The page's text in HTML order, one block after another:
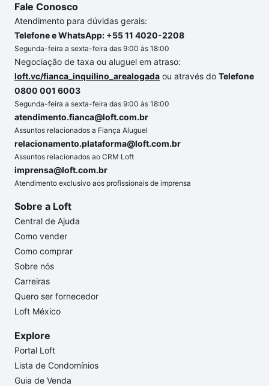
Fale Conosco
Atendimento para dúvidas gerais:
Telefone e WhatsApp: +55 11 4020-2208
Segunda-feira a sexta-feira das 9:00 às 18:00
Negociação de taxa ou aluguel em atraso:
loft.vc/fianca_inquilino_arealogada ou através do Telefone
0800 001 6003
Segunda-feira a sexta-feira das 9:00 às 18:00
atendimento.fianca@loft.com.br
Assuntos relacionados a Fiança Aluguel
relacionamento.plataforma@loft.com.br
Assuntos relacionados ao CRM Loft
imprensa@loft.com.br
Atendimento exclusivo aos profissionais de imprensa
Sobre a Loft
Central de Ajuda
Como vender
Como comprar
Sobre nós
Carreiras
Quero ser fornecedor
Loft México
Explore
Portal Loft
Lista de Condomínios
Guia de Venda